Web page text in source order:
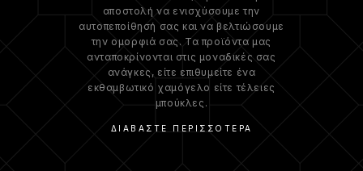
αποστολή να ενισχύσουμε την
αυτοπεποίθησή σας και να βελτιώσουμε
την ομορφιά σας. Τα προϊόντα μας
ανταποκρίνονται στις μοναδικές σας
ανάγκες, είτε επιθυμείτε ένα
εκθαμβωτικό χαμόγελο είτε τέλειες
μπούκλες.
ΔΙΑΒΆΣΤΕ ΠΕΡΙΣΣΌΤΕΡΑ